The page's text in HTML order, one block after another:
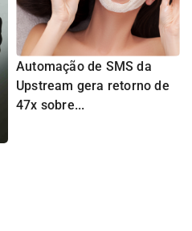
Automação de SMS da
Upstream gera retorno de
47x sobre...